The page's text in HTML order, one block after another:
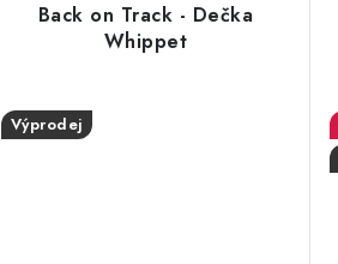
Back on Track - Dečka
Whippet
Výprodej